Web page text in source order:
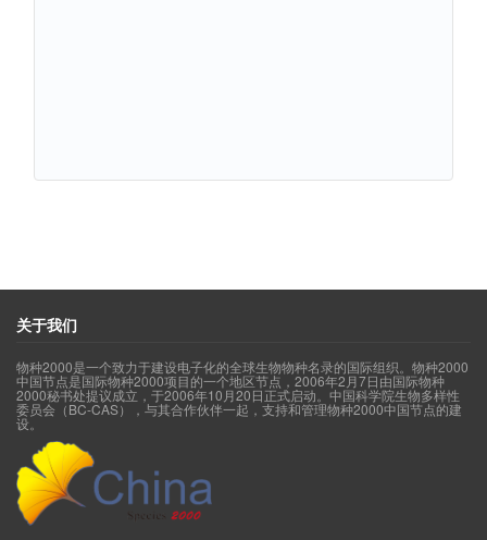
关于我们
物种2000是一个致力于建设电子化的全球生物物种名录的国际组织。物种2000
中国节点是国际物种2000项目的一个地区节点，2006年2月7日由国际物种
2000秘书处提议成立，于2006年10月20日正式启动。中国科学院生物多样性
委员会（BC-CAS），与其合作伙伴一起，支持和管理物种2000中国节点的建
设。